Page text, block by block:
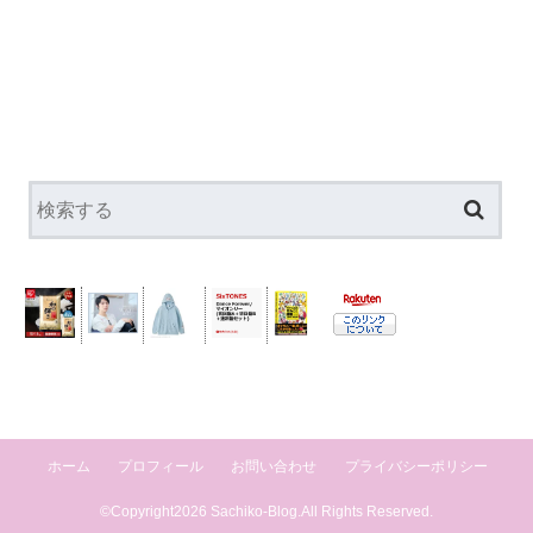
ホーム プロフィール お問い合わせ プライバシーポリシー
©Copyright2026 Sachiko-Blog .All Rights Reserved.